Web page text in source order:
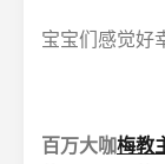
宝宝们感觉好
百万大咖梅教